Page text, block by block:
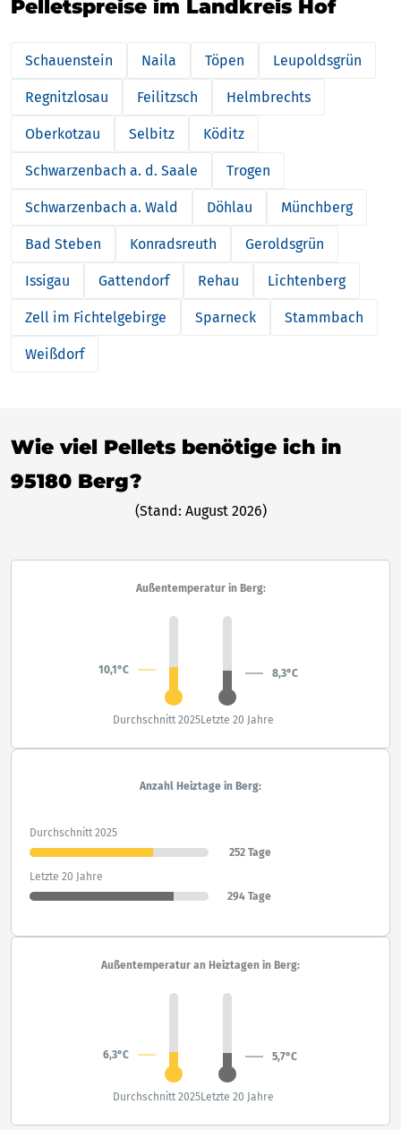
Pelletspreise im Landkreis Hof
Schauenstein Naila Töpen Leupoldsgrün
Regnitzlosau Feilitzsch Helmbrechts
Oberkotzau Selbitz Köditz
Schwarzenbach a. d. Saale Trogen
Schwarzenbach a. Wald Döhlau Münchberg
Bad Steben Konradsreuth Geroldsgrün
Issigau Gattendorf Rehau Lichtenberg
Zell im Fichtelgebirge Sparneck Stammbach
Weißdorf
Wie viel Pellets benötige ich in
95180 Berg?
(Stand: August 2026)
Außentemperatur in Berg:
10,1°C 8,3°C
Durchschnitt 2025Letzte 20 Jahre
Anzahl Heiztage in Berg:
Durchschnitt 2025
252 Tage
Letzte 20 Jahre
294 Tage
Außentemperatur an Heiztagen in Berg:
6,3°C 5,7°C
Durchschnitt 2025Letzte 20 Jahre